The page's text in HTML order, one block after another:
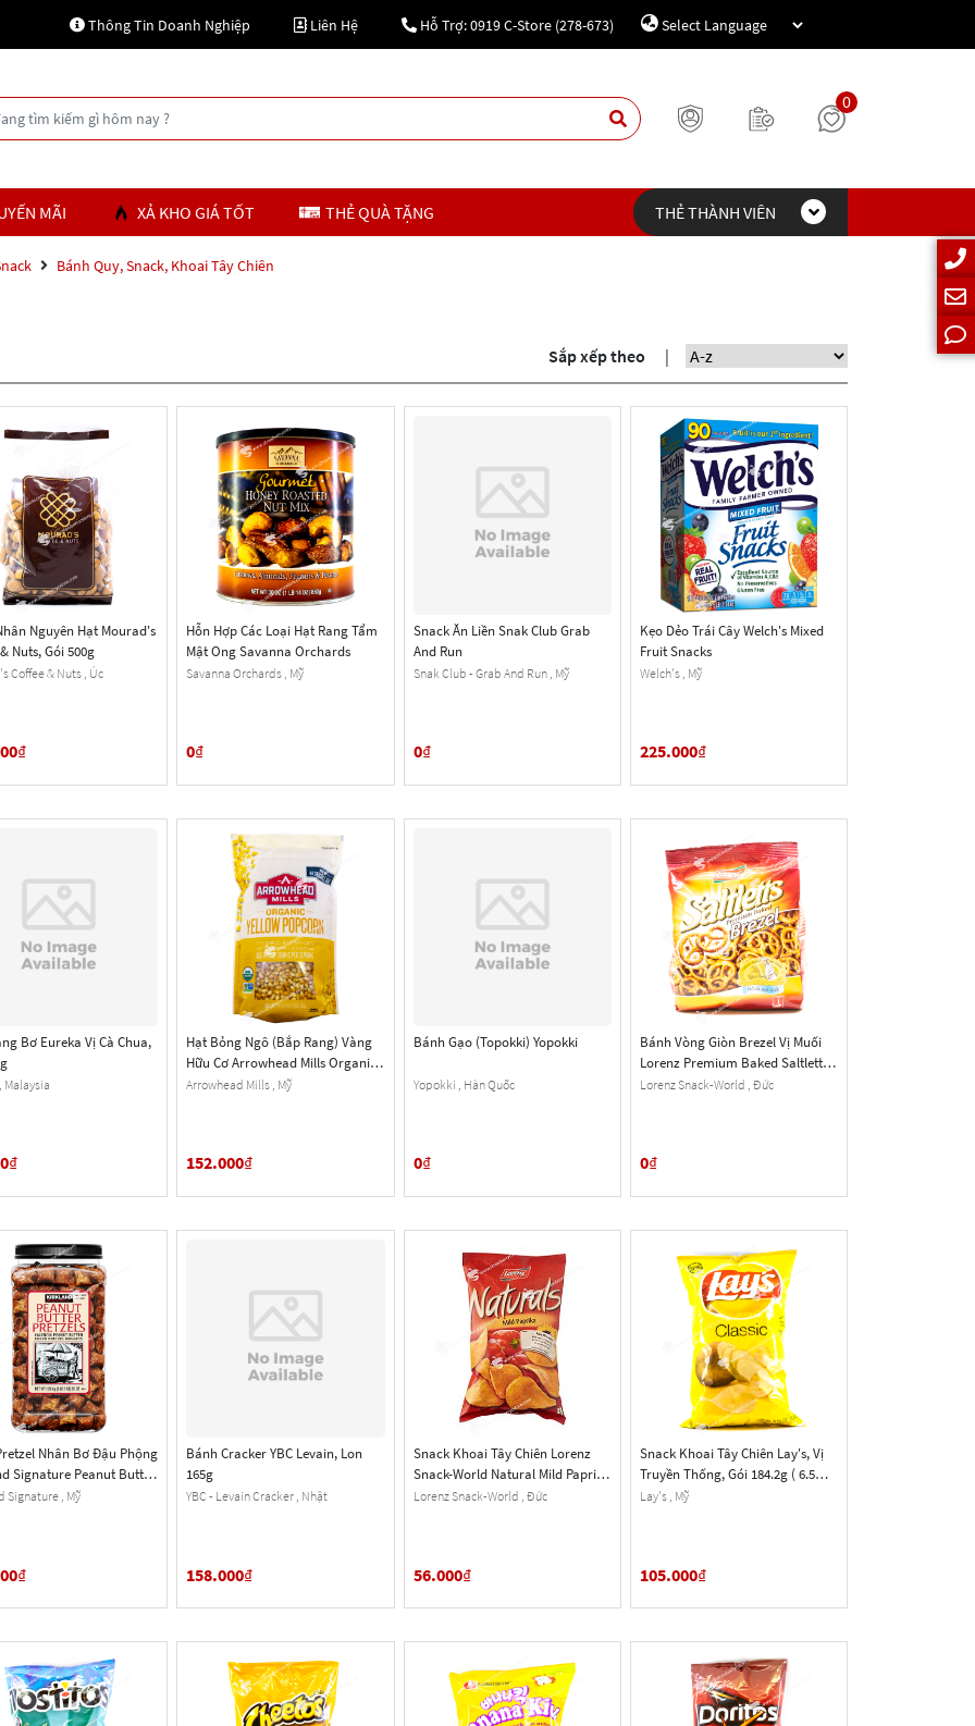
Thông Tin Doanh Nghiệp Liên Hệ Hỗ Trợ: 0919 C-Store (278-673)
0
MÃI XẢ KHO GIÁ TỐT THẺ QUÀ TẶNG THẺ THÀNH VIÊN
Bánh Quy, Snack, Khoai Tây Chiên
Sắp xếp theo |
Nguyên Hạt Mourad's
Nuts, Gói 500g
Coffee & Nuts , Úc
₫
Hỗn Hợp Các Loại Hạt Rang Tẩm
Mật Ong Savanna Orchards
Savanna Orchards , Mỹ
0₫
Snack Ăn Liền Snak Club Grab
And Run
Snak Club - Grab And Run , Mỹ
0₫
Kẹo Dẻo Trái Cây Welch's Mixed
Fruit Snacks
Welch's , Mỹ
225.000₫
Bơ Eureka Vị Cà Chua,
Malaysia
₫
Hạt Bỏng Ngô (Bắp Rang) Vàng
Hữu Cơ Arrowhead Mills Organic
Yellow Popcorn, Gói 793g (1 Lb. 12
Arrowhead Mills , Mỹ
152.000₫
Bánh Gạo (Topokki) Yopokki
Yopokki , Hàn Quốc
0₫
Bánh Vòng Giòn Brezel Vị Muối
Lorenz Premium Baked Saltletts
Brezel
Lorenz Snack-World , Đức
0₫
Nhân Bơ Đậu Phộng
Signature Peanut Butter
Nuggets, Hộp 1.56
Signature , Mỹ
₫
Bánh Cracker YBC Levain, Lon
165g
YBC - Levain Cracker , Nhật
158.000₫
Snack Khoai Tây Chiên Lorenz
Snack-World Natural Mild Paprika
Vị Ớt, Gói 100g
Lorenz Snack-World , Đức
56.000₫
Snack Khoai Tây Chiên Lay's, Vị
Truyền Thống, Gói 184.2g ( 6.5
Oz.)
Lay's , Mỹ
105.000₫